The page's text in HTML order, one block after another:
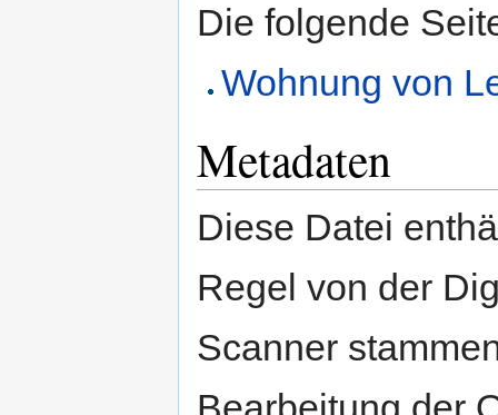
Die folgende
Wohnung von
Metadaten
Diese Datei
Regel von der
Scanner